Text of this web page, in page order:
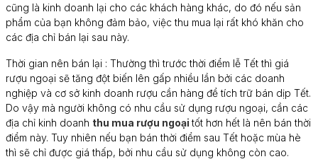
cũng là kinh doanh lại cho các khách hàng khác, do đó nếu sản
phẩm của bạn không đảm bảo, việc thu mua lại rất khó khăn cho
các địa chỉ bán lại sau này.
Thời gian nên bán lại : Thường thì trước thời điểm lễ Tết thì giá
rượu ngoại sẽ tăng đột biến lên gấp nhiều lần bởi các doanh
nghiệp và cơ sở kinh doanh rượu cần hàng để tích trữ bán dịp Tết.
Do vậy mà người không có nhu cầu sử dụng rượu ngoại, cần các
địa chỉ kinh doanh thu mua rượu ngoạitốt hơn hết là nên bán thời
điểm này. Tuy nhiên nếu bạn bán thời điểm sau Tết hoặc mùa hè
thì sẽ chỉ được giá thấp, bởi nhu cầu sử dụng không còn cao.